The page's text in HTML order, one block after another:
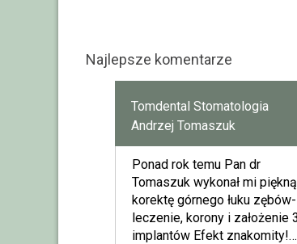
Najlepsze komentarze
Tomdental Stomatologia
Andrzej Tomaszuk
Ponad rok temu Pan dr
Tomaszuk wykonał mi piękną
korektę górnego łuku zębów-
leczenie, korony i założenie 3
implantów Efekt znakomity!